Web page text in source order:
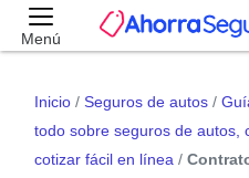
Menú
Inicio / Seguros de autos /
todo sobre seguros de autos,
cotizar fácil en línea /